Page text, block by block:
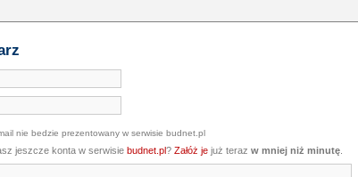
nie bedzie prezentowany w serwisie budnet.pl
jeszcze konta w serwisie budnet.pl? Załóż je już teraz w mniej niż minutę